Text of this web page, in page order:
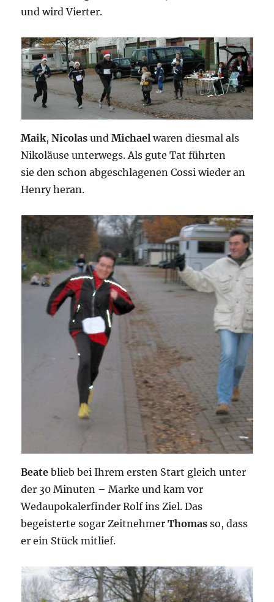
und wird Vierter.
Maik,Nicolas undMichael waren diesmal als
Nikoläuse unterwegs. Als gute Tat führten
sie den schon abgeschlagenen Cossi wieder an
Henry heran.
Beate blieb bei Ihrem ersten Start gleich unter
der 30 Minuten – Marke und kam vor
Wedaupokalerfinder Rolf ins Ziel. Das
begeisterte sogar ZeitnehmerThomas so, dass
er ein Stück mitlief.